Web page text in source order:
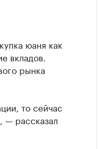
юаня как
вкладов.
рынка
то сейчас
— рассказал